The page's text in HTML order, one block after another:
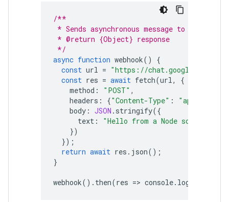
/**
* Sends asynchronous message to Google
* @return {Object} response
*/
async function webhook()
{
const url = "https://chat.googleapis.com/
const res = await fetch(url,
{
method : "POST" ,
headers : {"Content-Type" :
body : JSON . stringify({
text :
"Hello from a Node script!"
})
});
return await res . json();
}
webhook(). then(res => console. log